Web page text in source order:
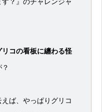
リコの看板に纏わる怪
ば、やっぱりグリコ